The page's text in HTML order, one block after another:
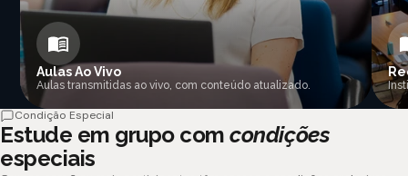
Aulas Ao Vivo
Aulas transmitidas ao vivo, com conteúdo atualizado.
Condição Especial
Estude em grupo comcondições
especiais